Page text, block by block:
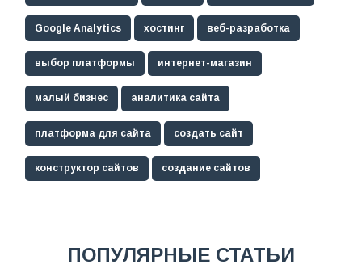
Google Analytics хостинг веб-разработка
выбор платформы интернет-магазин
малый бизнес аналитика сайта
платформа для сайта создать сайт
конструктор сайтов создание сайтов
ПОПУЛЯРНЫЕ СТАТЬИ